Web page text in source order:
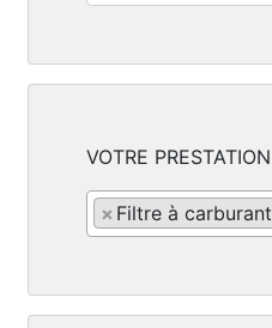
VOTRE PRESTATION
× Filtre à carburant